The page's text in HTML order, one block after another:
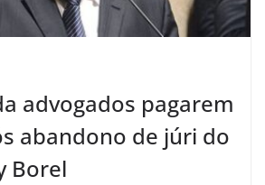
advogados pagarem
abandono de júri do
Borel